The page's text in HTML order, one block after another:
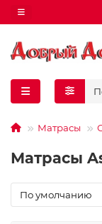
Матрасы
Матрасы